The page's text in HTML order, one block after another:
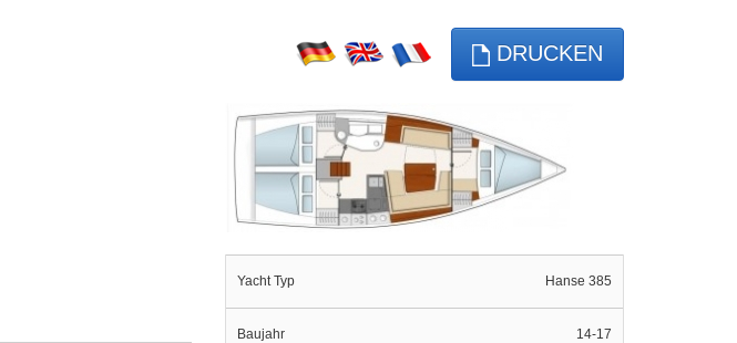
DRUCKEN
Yacht Typ Hanse 385
Baujahr 14-17